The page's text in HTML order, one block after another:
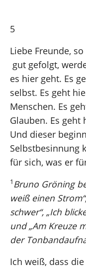
5
Liebe Freunde,
gut gefolgt,
es hier geht. Es
selbst. Es geht
Menschen. Es
Glauben. Es geht
Und dieser
Selbstbesinnung
für sich, was er
1Bruno Gröning
weiß einen
schwer“, „Ich
und „Am Kreuze
der
Ich weiß, dass